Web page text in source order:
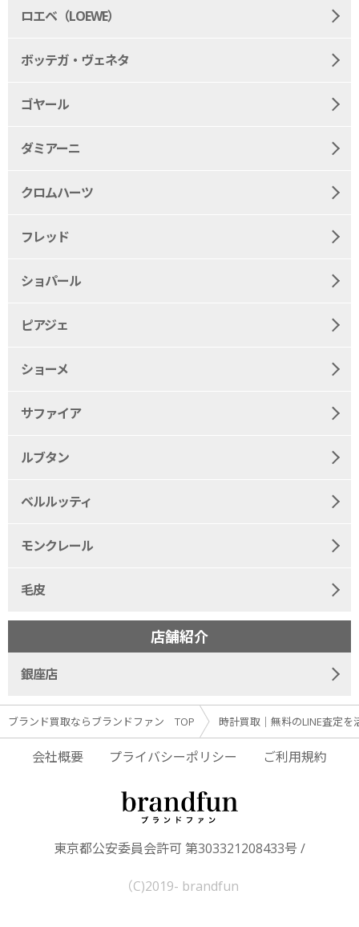
ブランド買取ならブランドファン TOP 時計買取｜無料のLINE査定を
ロエベ（LOEWE）
ボッテガ・ヴェネタ
ゴヤール
ダミアーニ
クロムハーツ
フレッド
ショパール
ピアジェ
ショーメ
サファイア
ルブタン
ベルルッティ
モンクレール
毛皮
店舗紹介
銀座店
会社概要 プライバシーポリシー ご利用規約
東京都公安委員会許可 第303321208433号 /
（C)2019- brandfun